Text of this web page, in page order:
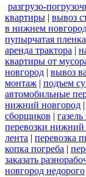
разгрузо-
квартиры | вывоз
в нижнем
пупырчатая пленка
аренда трактора |
квартиры от
новгород | вывоз
монтаж | подъем
автомобильные
нижний новгород |
сборщиков |
перевозки
лента | перевозка
копка погреба |
заказать
новгород недорого